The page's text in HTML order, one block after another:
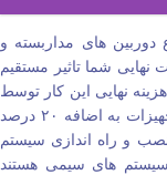
دوربین‌ های مداربسته و
نهایی شما تاثیر مستقیم
نهایی این کار توسط
افراد حرفه‌ ای مشخص می‌ شود. اما هزینه تمام تجهیزات به اضافه ۲۰ درصد
این ۲۰ درصد هزینه نصب و راه‌ اندازی سیستم‌
های سیمی هستند